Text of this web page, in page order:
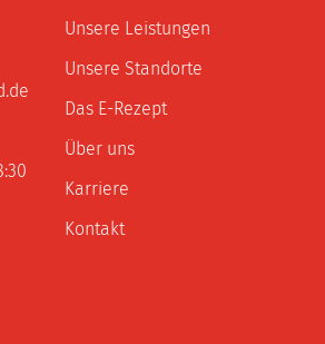
Unsere Leistungen
Unsere Standorte
Das E-Rezept
Über uns
Karriere
Kontakt